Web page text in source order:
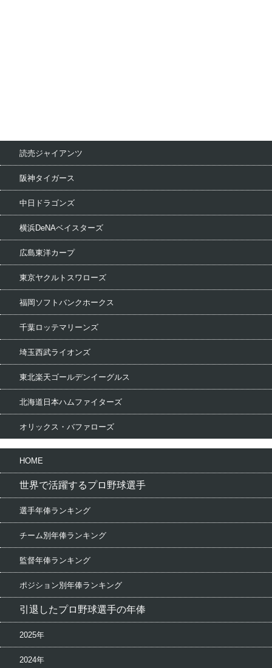
読売ジャイアンツ
阪神タイガース
中日ドラゴンズ
横浜DeNAベイスターズ
広島東洋カープ
東京ヤクルトスワローズ
福岡ソフトバンクホークス
千葉ロッテマリーンズ
埼玉西武ライオンズ
東北楽天ゴールデンイーグルス
北海道日本ハムファイターズ
オリックス・バファローズ
HOME
世界で活躍するプロ野球選手
選手年俸ランキング
チーム別年俸ランキング
監督年俸ランキング
ポジション別年俸ランキング
引退したプロ野球選手の年俸
2025年
2024年